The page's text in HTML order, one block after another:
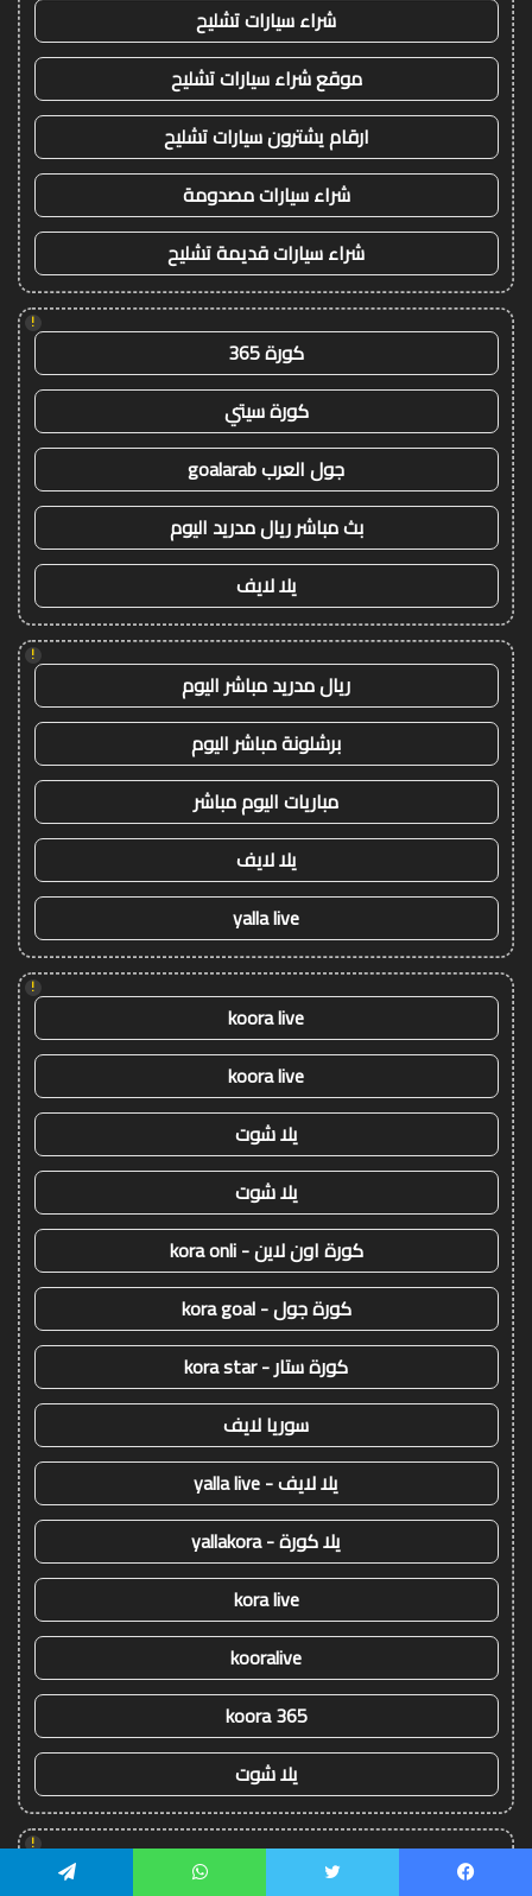
شراء سيارات تشليح
موقع شراء سيارات تشليح
ارقام يشترون سيارات تشليح
شراء سيارات مصدومة
شراء سيارات قديمة تشليح
!
كورة 365
كورة سيتي
جول العرب goalarab
بث مباشر ريال مدريد اليوم
يلا لايف
!
ريال مدريد مباشر اليوم
برشلونة مباشر اليوم
مباريات اليوم مباشر
يلا لايف
yalla live
!
koora live
koora live
يلا شوت
يلا شوت
كورة اون لاين - kora onli
كورة جول - kora goal
كورة ستار - kora star
سوريا لايف
يلا لايف - yalla live
يلا كورة - yallakora
kora live
kooralive
koora 365
يلا شوت
!